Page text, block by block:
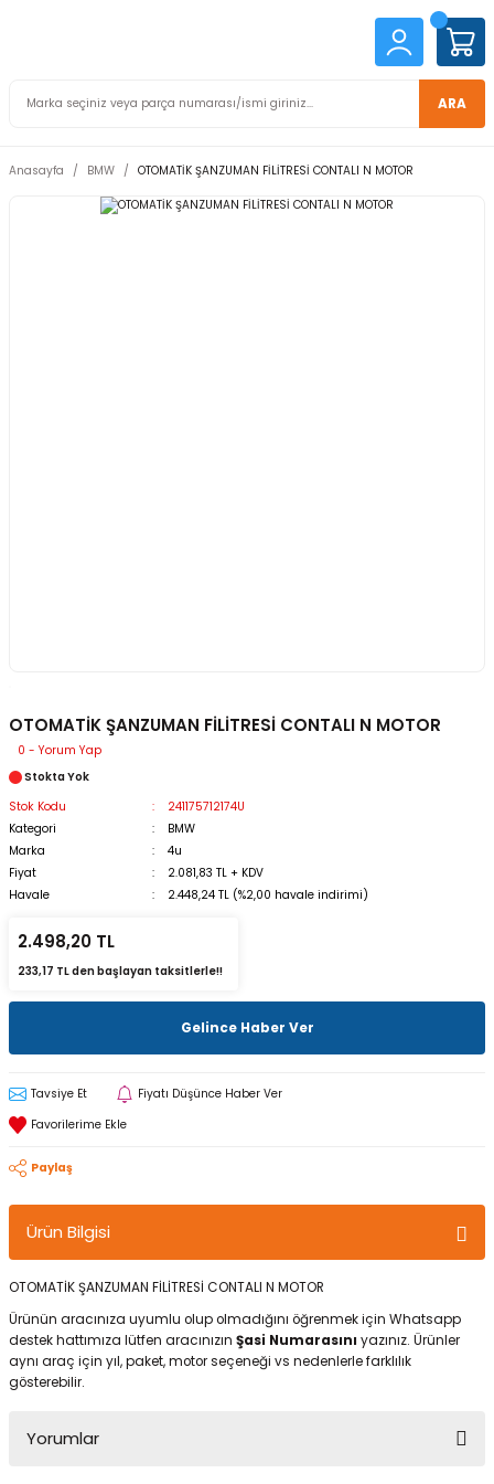
ARA
Anasayfa BMW OTOMATİK ŞANZUMAN FİLİTRESİ CONTALI N MOTOR
OTOMATİK ŞANZUMAN FİLİTRESİ CONTALI N MOTOR
0 - Yorum Yap
Stokta Yok
Stok Kodu
241175712174U
Kategori
BMW
Marka
4u
Fiyat
2.081,83 TL + KDV
Havale
2.448,24 TL (%2,00 havale indirimi)
2.498,20 TL
233,17 TL den başlayan taksitlerle!!
Gelince Haber Ver
Tavsiye Et Fiyatı Düşünce Haber Ver
Paylaş
Ürün Bilgisi
OTOMATİK ŞANZUMAN FİLİTRESİ CONTALI N MOTOR
Ürünün aracınıza uyumlu olup olmadığını öğrenmek için Whatsapp
destek hattımıza lütfen aracınızın Şasi Numarasını yazınız. Ürünler
aynı araç için yıl, paket, motor seçeneği vs nedenlerle farklılık
gösterebilir.
Yorumlar